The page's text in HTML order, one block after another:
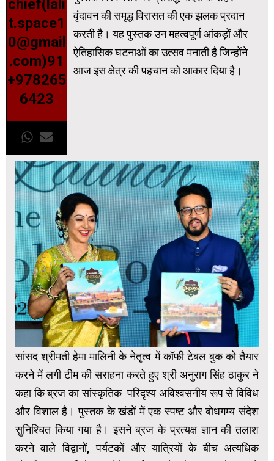
chief(lali
t.space1
0@gmail
.com)91
+978265
6423
वृंदावन की समृद्ध विरासत की एक झलक प्रदान
करती है। यह पुस्तक उन महत्वपूर्ण आंकड़ों और
ऐतिहासिक घटनाओं का उत्सव मनाती है जिन्होंने
आज इस क्षेत्र की पहचान को आकार दिया है।
सांसद श्रीमती हेमा मालिनी के नेतृत्व में कॉफी टेबल बुक को तैयार
करने में लगी टीम की सराहना करते हुए श्री अनुराग सिंह ठाकुर ने
कहा कि ब्रज का सांस्कृतिक परिदृश्य अविश्वसनीय रूप से विविध
और विशाल है। पुस्तक के खंडों में एक स्पष्ट और बोधगम्य संदेश
सुनिश्चित किया गया है। इसने ब्रज के प्रत्यक्ष ज्ञान की तलाश
करने वाले विद्वानों, पर्यटकों और यात्रियों के बीच अत्यधिक